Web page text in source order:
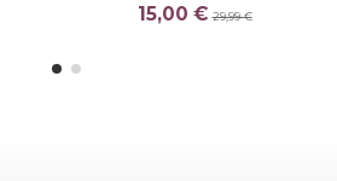
15,00 €29,99 €